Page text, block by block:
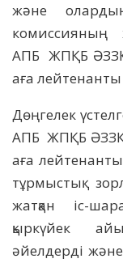
және олардың
комиссияның
АПБ ЖПҚБ
аға
Дөңгелек
АПБ ЖПҚБ
аға
тұрмыстық
жатқан іс-
қыркүйек
әйелдерді